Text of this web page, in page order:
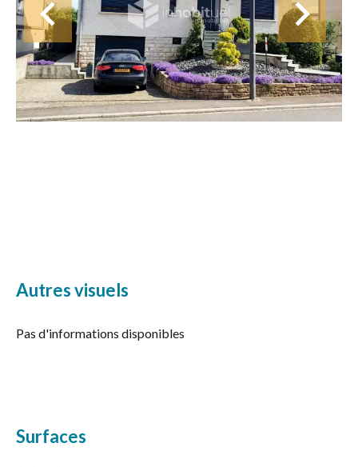
Autres visuels
Pas d'informations disponibles
Surfaces